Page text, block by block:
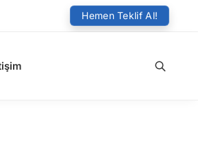
Hemen Teklif Al!